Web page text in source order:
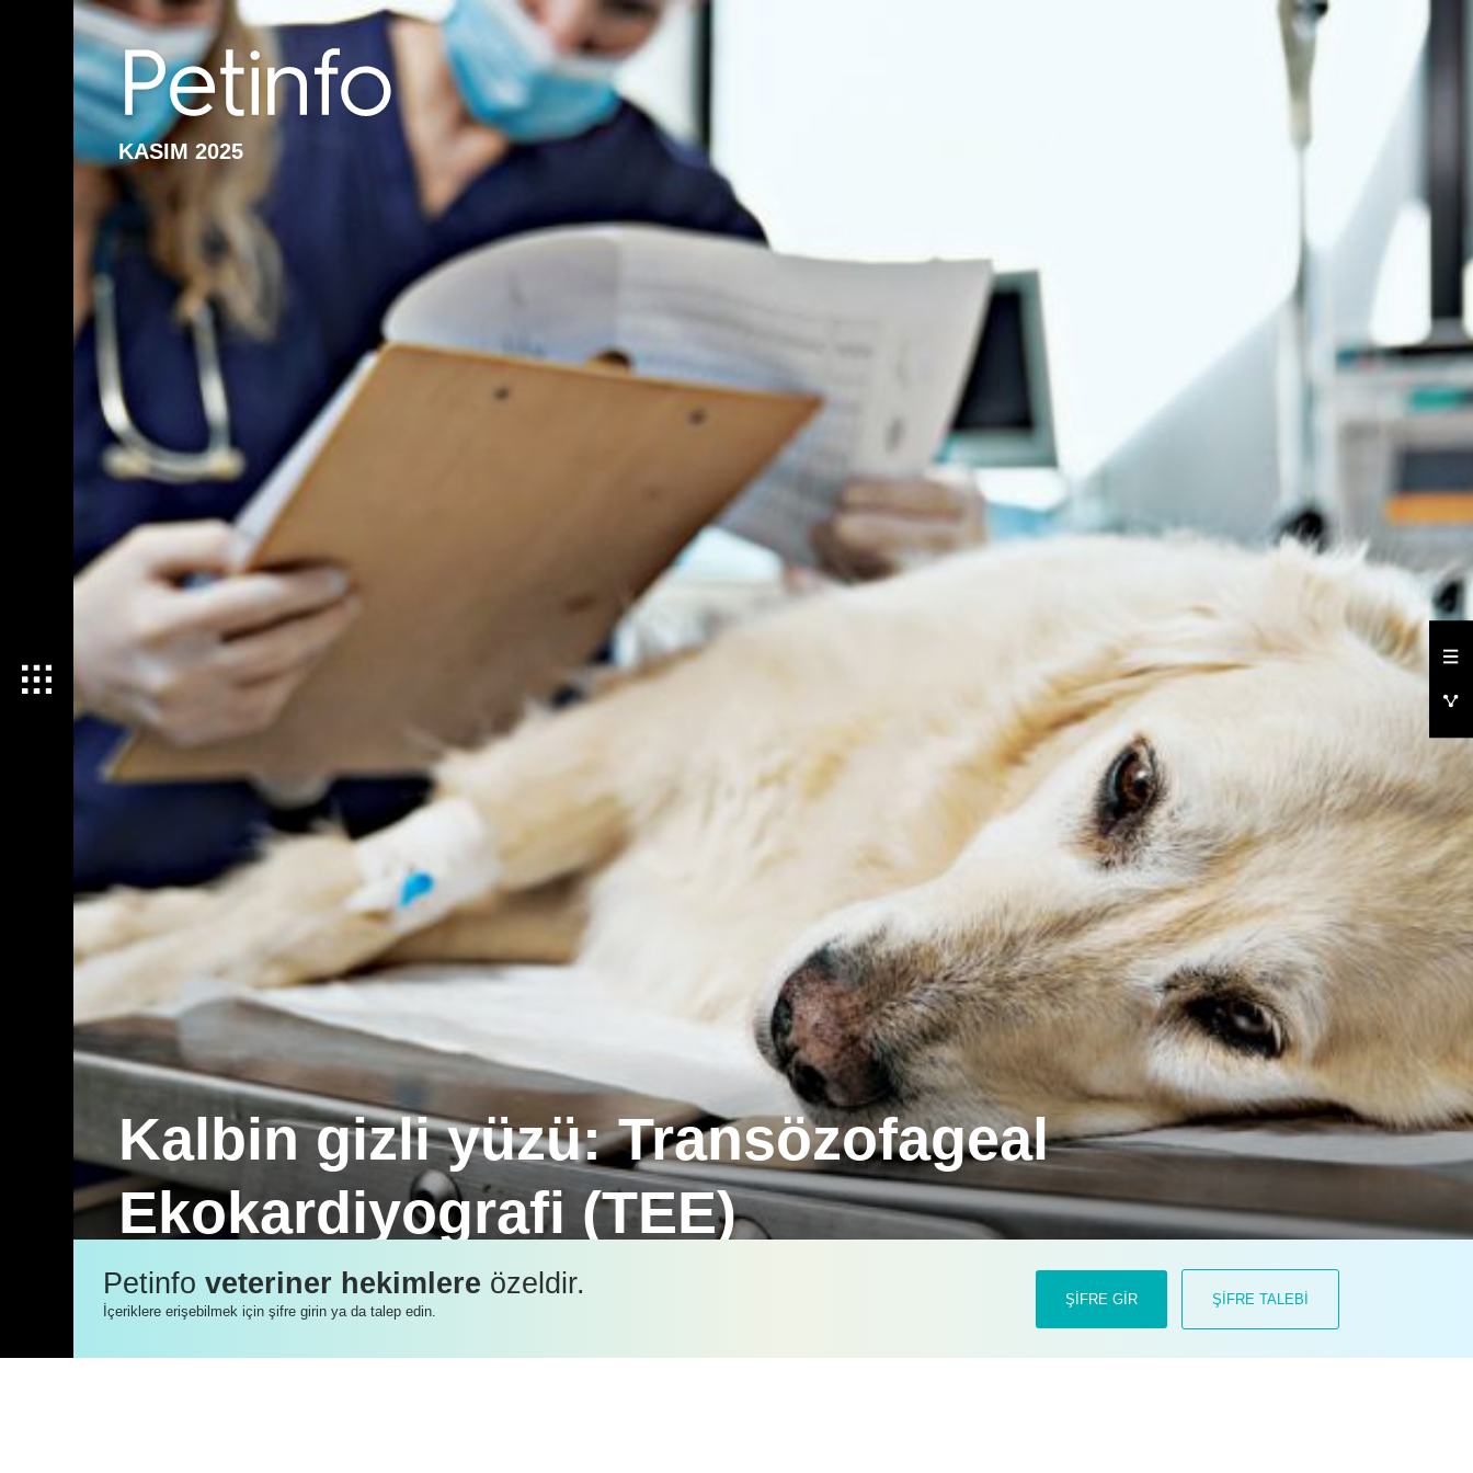
KASIM 2025
Kalbin gizli yüzü: Transözofageal
Ekokardiyografi (TEE)
Kalbin gizli yüzünü ortaya çıkaran Transözofageal Ekokardiyografi (TEE), kalp yapılarını çok daha yakından ve ayrıntılı bir
şekilde görme imkânı sunan güçlü bir tanı yöntemidir.
Petinfoveteriner hekimlere özeldir.
İçeriklere erişebilmek için şifre girin ya da talep edin.
ŞİFRE GİR ŞİFRE TALEBİ